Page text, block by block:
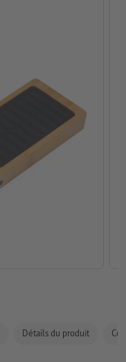
Détails du produit